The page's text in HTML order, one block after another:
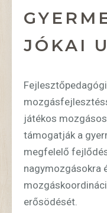
JÓKAI
játékos
támogatják a
megfelelő
nagymozgásokra
erősödését.